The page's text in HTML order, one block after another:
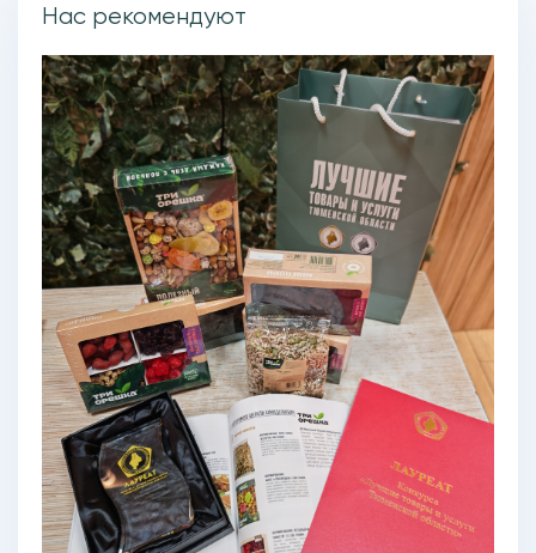
Нас рекомендуют